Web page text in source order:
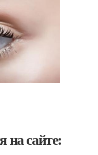
на сайте: